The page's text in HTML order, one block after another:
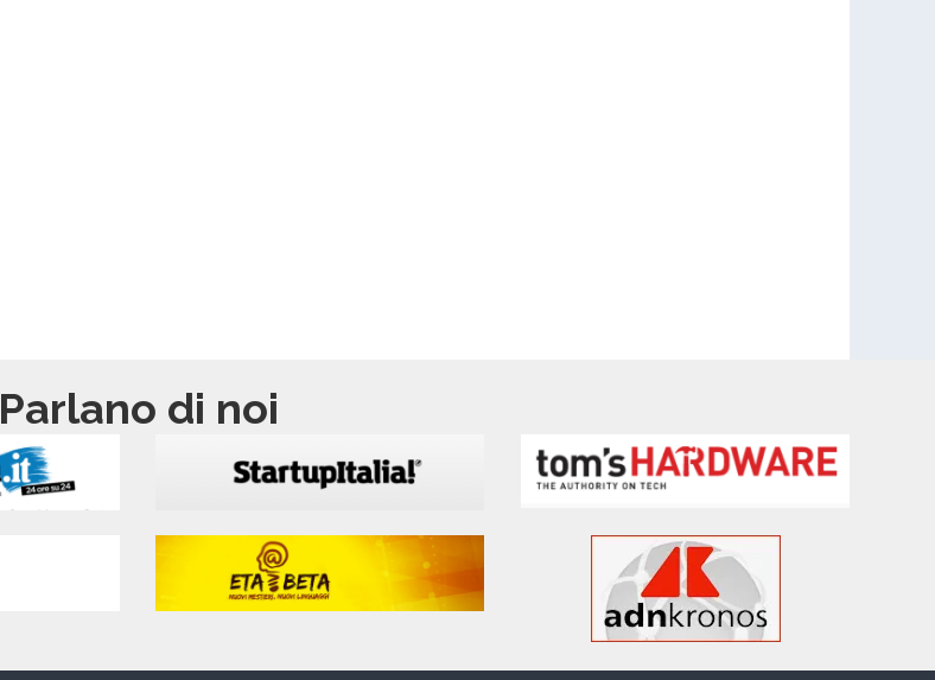
Parlano di noi